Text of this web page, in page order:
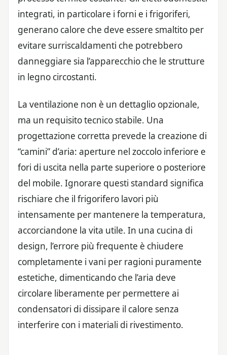
integrati, in particolare i forni e i frigoriferi,
generano calore che deve essere smaltito per
evitare surriscaldamenti che potrebbero
danneggiare sia l’apparecchio che le strutture
in legno circostanti.
La ventilazione non è un dettaglio opzionale,
ma un requisito tecnico stabile. Una
progettazione corretta prevede la creazione di
“camini” d’aria: aperture nel zoccolo inferiore e
fori di uscita nella parte superiore o posteriore
del mobile. Ignorare questi standard significa
rischiare che il frigorifero lavori più
intensamente per mantenere la temperatura,
accorciandone la vita utile. In una cucina di
design, l’errore più frequente è chiudere
completamente i vani per ragioni puramente
estetiche, dimenticando che l’aria deve
circolare liberamente per permettere ai
condensatori di dissipare il calore senza
interferire con i materiali di rivestimento.